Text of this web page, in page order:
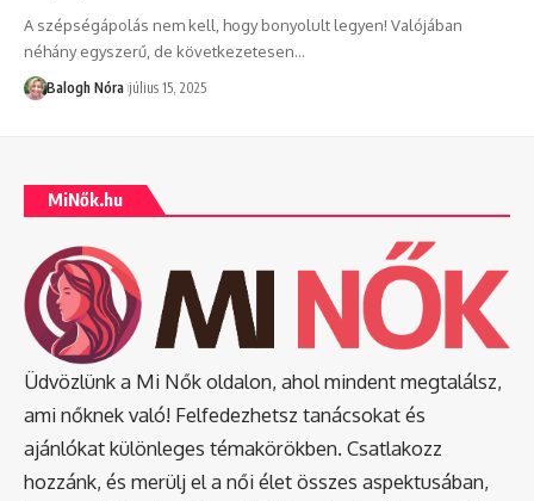
A szépségápolás nem kell, hogy bonyolult legyen! Valójában
néhány egyszerű, de következetesen…
Balogh Nóra július 15, 2025
MiNők.hu
Üdvözlünk a Mi Nők oldalon, ahol mindent megtalálsz,
ami nőknek való! Felfedezhetsz tanácsokat és
ajánlókat különleges témakörökben. Csatlakozz
hozzánk, és merülj el a női élet összes aspektusában,